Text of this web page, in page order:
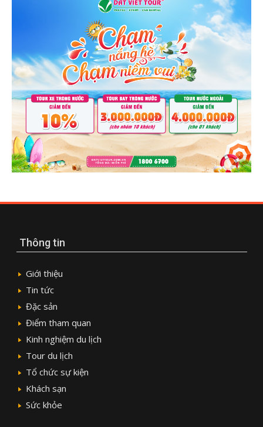
Thông tin
Giới thiệu
Tin tức
Đặc sản
Điểm tham quan
Kinh nghiệm du lịch
Tour du lịch
Tổ chức sự kiện
Khách sạn
Sức khỏe